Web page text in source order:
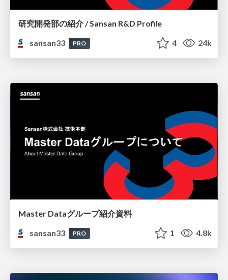
研究開発部の紹介 / Sansan R&D Profile
sansan33
PRO 4 24k
Master Dataグループ紹介資料
sansan33
PRO 1 4.8k